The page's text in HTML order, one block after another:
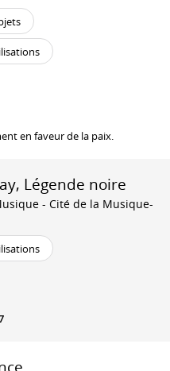
en faveur de la paix.
Légende noire
- Cité de la Musique-